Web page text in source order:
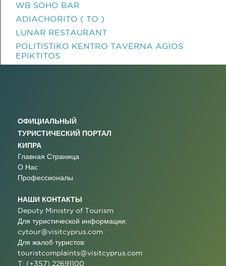
WB SOHO BAR
ADIACHORITO ( TO )
LUNAR RESTAURANT
POLITISTIKO KENTRO TAVERNA AGIOS
EPIKTITOS
ОФИЦИАЛЬНЫЙ
ТУРИСТИЧЕСКИЙ ПОРТАЛ
КИПРА
Главная Страница
О Нас
Профессионалы
НАШИ КОНТАКТЫ
Deputy Ministry of Tourism
Для туристической информации:
cytour@visitcyprus.com
Для жалоб туристов:
touristcomplaints@visitcyprus.com
T: (+357) 22691100